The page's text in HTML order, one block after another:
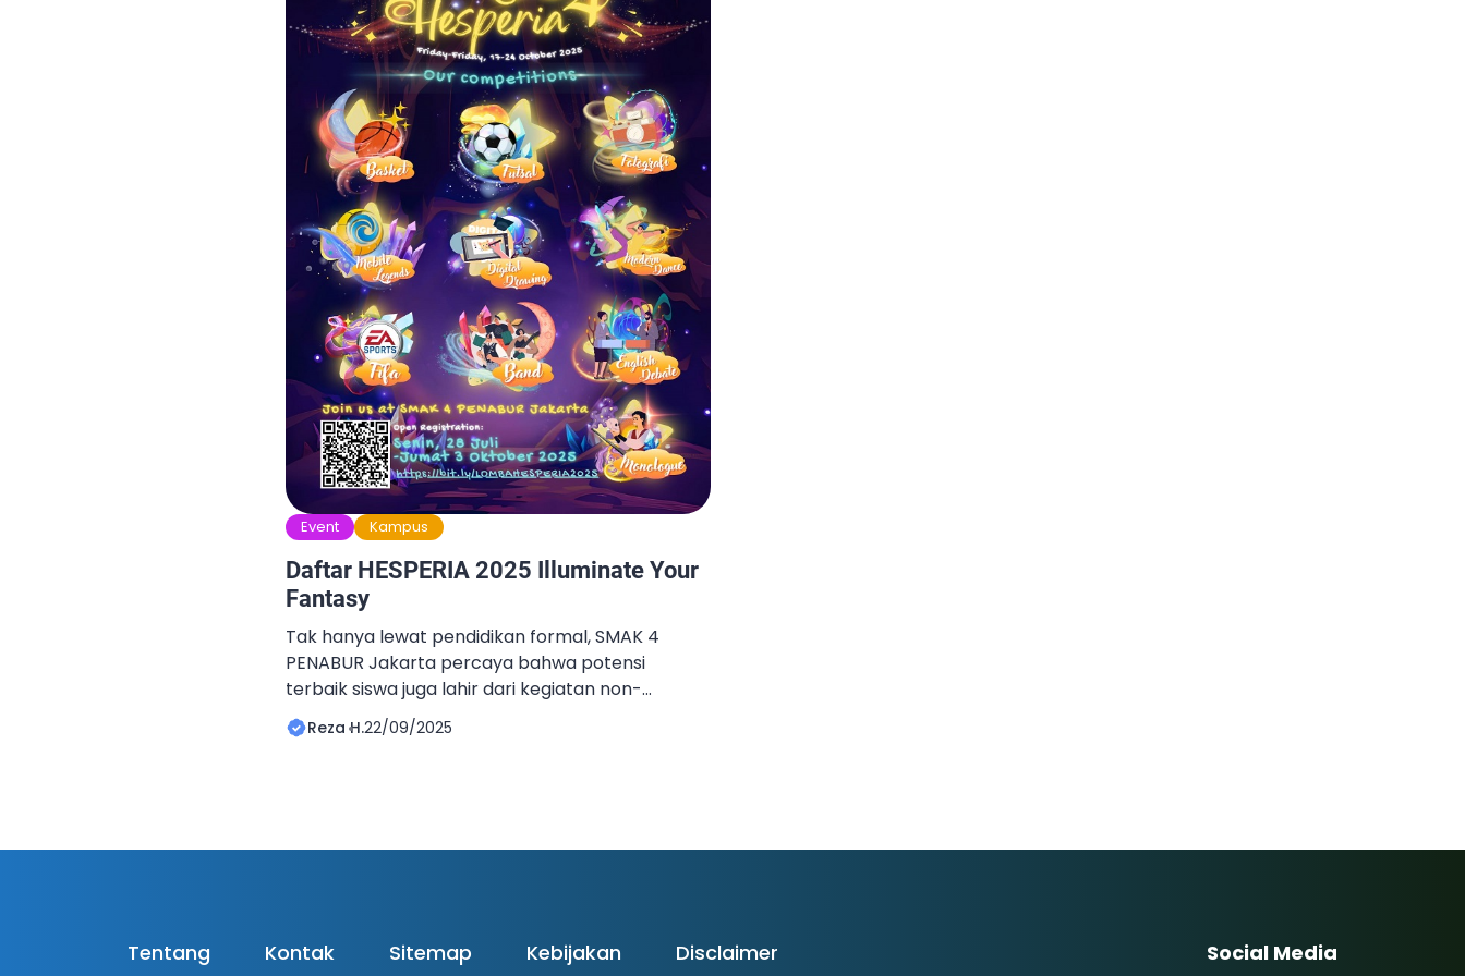
Event Kampus
Daftar HESPERIA 2025 Illuminate Your
Fantasy
Tak hanya lewat pendidikan formal, SMAK 4
PENABUR Jakarta percaya bahwa potensi
terbaik siswa juga lahir dari kegiatan non-
akademik. Oleh karena itu, kami kembali
menghadirkan ajang tahunan yang dinanti-
teknologi. Tahun ini, PASS 4 hadir dengan tema
Reza H.22/09/2025
Tentang Kontak Sitemap Kebijakan Disclaimer Social Media